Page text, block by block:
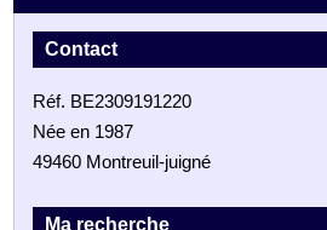
Contact
Réf. BE2309191220
Née en 1987
49460 Montreuil-juigné
Ma recherche